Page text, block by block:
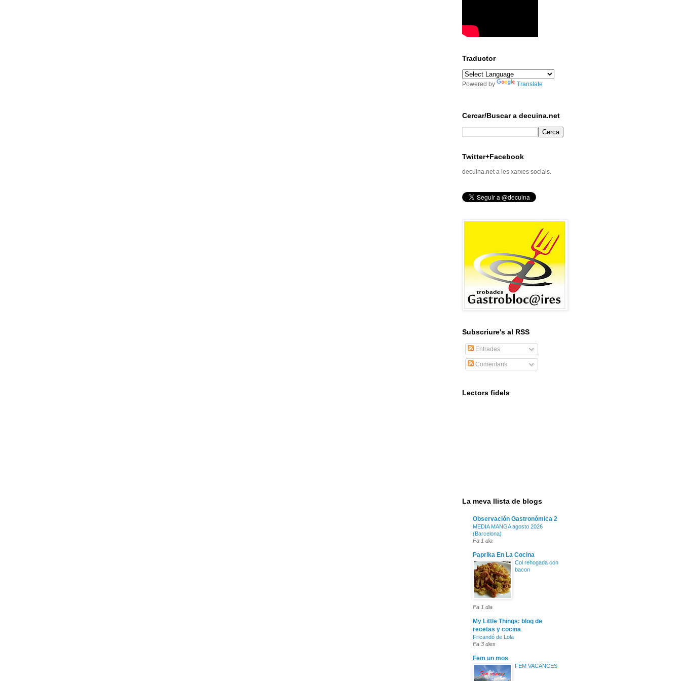
Traductor
Powered by Translate
Cercar/Buscar a decuina.net
Twitter+Facebook
decuina.net a les xarxes socials.
Subscriure's al RSS
Entrades
Comentaris
Lectors fidels
La meva llista de blogs
Observación Gastronómica 2
MEDIA MANGA agosto 2026
(Barcelona)
Fa 1 dia
Paprika En La Cocina
Col rehogada con
bacon
Fa 1 dia
My Little Things: blog de
recetas y cocina
Fricandó de Lola
Fa 3 dies
Fem un mos
FEM VACANCES